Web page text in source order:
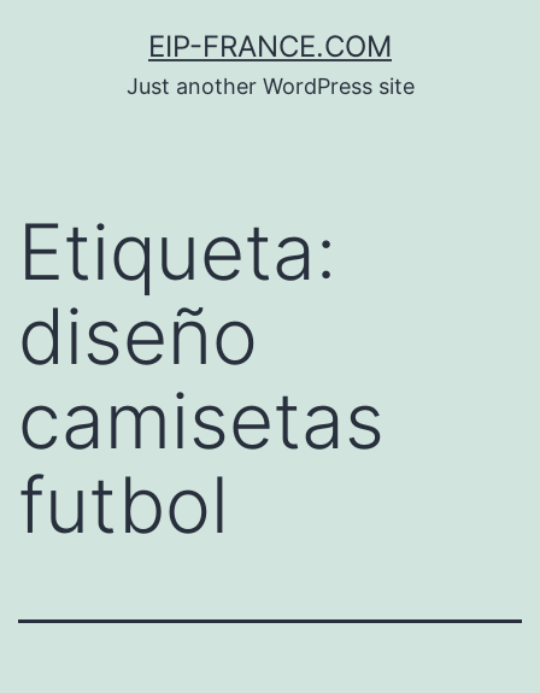
EIP-FRANCE.COM
Just another WordPress site
Etiqueta:
diseño
camisetas
futbol